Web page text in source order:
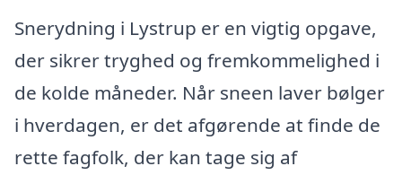
Snerydning i Lystrup er en vigtig opgave,
der sikrer tryghed og fremkommelighed i
de kolde måneder. Når sneen laver bølger
i hverdagen, er det afgørende at finde de
rette fagfolk, der kan tage sig af